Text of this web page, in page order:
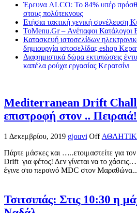
Έρευνα ALCO: Το 84% υπέρ
στους πολύτεκνους
Ετήσια τακτική γενική συνέλευση
ToMenu.Gr – Ανέπαφοι Κατάλογοι
Κατασκευή ιστοσελίδων
δημιουργία ιστοσελίδας eshop
Διαφημιστικά δώρα εκτυπώσεις
καπέλα ρούχα εργασίας Κερατσίνι
Mediterranean Drift
επιστροφή στον ..
1 Δεκεμβρίου, 2019 gjouvi Off
Πάρτε μάσκες και …..ετοιμαστείτε για
Drift για φέτος! Δεν γίνεται να το
έγινε στο περσινό MDC στον Μαραθώνα...
Τσιτσιπάς: Στις 10:30 η